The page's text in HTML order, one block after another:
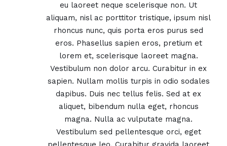
eu laoreet neque scelerisque non. Ut
aliquam, nisl ac porttitor tristique, ipsum nisl
rhoncus nunc, quis porta eros purus sed
eros. Phasellus sapien eros, pretium et
lorem et, scelerisque laoreet magna.
Vestibulum non dolor arcu. Curabitur in ex
sapien. Nullam mollis turpis in odio sodales
dapibus. Duis nec tellus felis. Sed at ex
aliquet, bibendum nulla eget, rhoncus
magna. Nulla ac vulputate magna.
Vestibulum sed pellentesque orci, eget